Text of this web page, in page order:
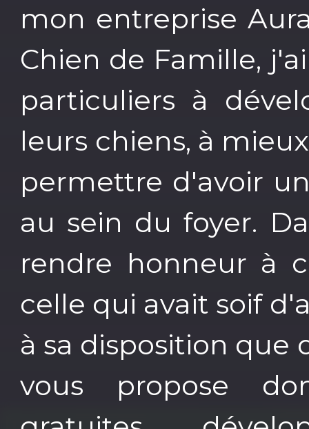
mon entreprise
Chien de Famille,
particuliers à
leurs chiens, à
permettre d'avoir
au sein du foyer.
rendre honneur à
celle qui avait soif
à sa disposition que
vous propose